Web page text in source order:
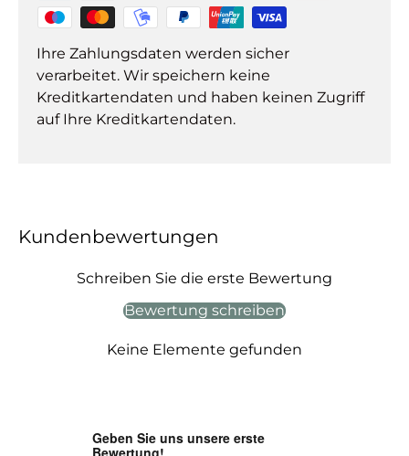
Ihre Zahlungsdaten werden sicher
verarbeitet. Wir speichern keine
Kreditkartendaten und haben keinen Zugriff
auf Ihre Kreditkartendaten.
Kundenbewertungen
Schreiben Sie die erste Bewertung
Bewertung schreiben
Keine Elemente gefunden